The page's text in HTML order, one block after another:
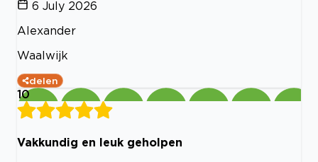
6 July 2026
Alexander
Waalwijk
delen
10
Vakkundig en leuk geholpen